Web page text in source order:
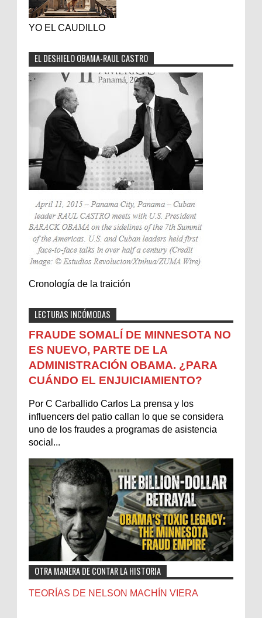
YO EL CAUDILLO
EL DESHIELO OBAMA-RAUL CASTRO
Cronología de la traición
LECTURAS INCÓMODAS
FRAUDE SOMALÍ DE MINNESOTA NO
ES NUEVO, PARTE DE LA
ADMINISTRACIÓN OBAMA. ¿PARA
CUÁNDO EL ENJUICIAMIENTO?
Por C Carballido Carlos La prensa y los
influencers del patio callan lo que se considera
uno de los fraudes a programas de asistencia
social...
OTRA MANERA DE CONTAR LA HISTORIA
TEORÍAS DE NELSON MACHÍN VIERA